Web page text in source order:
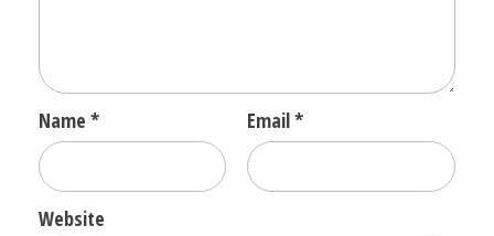
Name * Email*
Website